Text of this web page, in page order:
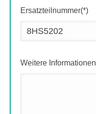
Ersatzteilnummer(*)
Weitere Informationen